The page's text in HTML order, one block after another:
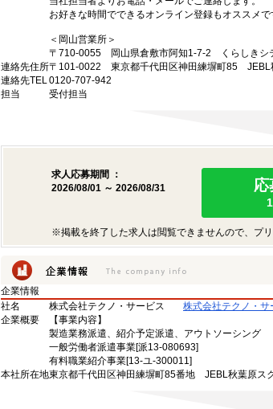
お好きな時間でできるオンライン登録もオススメで
＜岡山営業所＞
〒710-0055 岡山県倉敷市阿知1-7-2 くらしきシ
連絡先住所〒101-0022 東京都千代田区神田練塀町85 JEBL
連絡先TEL0120-707-942
担当
受付担当
求人応募期間 ：
2026/08/01 ～ 2026/08/31
応
※掲載を終了した求人は閲覧できませんので、プ
企業情報
社名
株式会社テクノ・サービス
株式会社テクノ・
企業概要
【事業内容】
製造業務派遣、紹介予定派遣、アウトソーシング
一般労働者派遣事業[派13-080693]
有料職業紹介事業[13-ユ-300011]
本社所在地東京都千代田区神田練塀町85番地 JEBL秋葉原ス